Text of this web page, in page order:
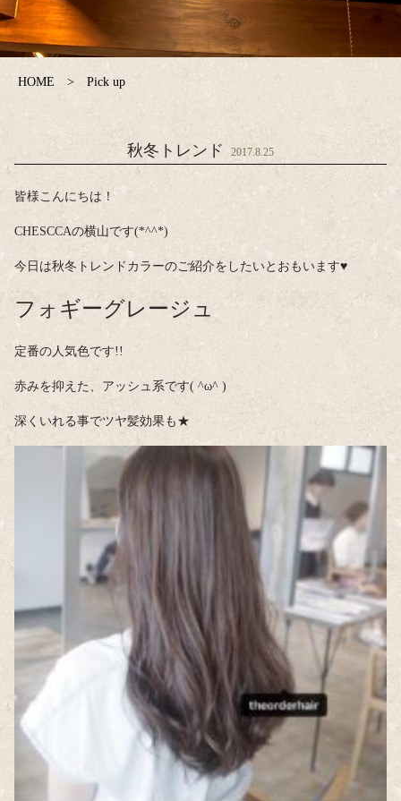
HOME Pick up
秋冬トレンド 2017.8.25
皆様こんにちは！
CHESCCAの横山です(*^^*)
今日は秋冬トレンドカラーのご紹介をしたいとおもいます♥
フォギーグレージュ
定番の人気色です!!
赤みを抑えた、アッシュ系です( ^ω^ )
深くいれる事でツヤ髪効果も★